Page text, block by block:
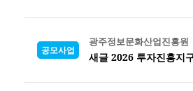
공모사업
광주정보문화산업진흥원
새글 2026 투자진흥지